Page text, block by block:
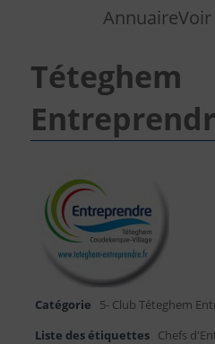
Annuaire
Téteghem
Catégorie
5- Club Téteghem
Liste des étiquettes Chefs